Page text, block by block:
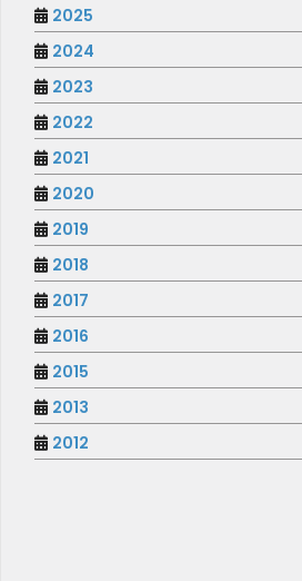
2025
2024
2023
2022
2021
2020
2019
2018
2017
2016
2015
2013
2012